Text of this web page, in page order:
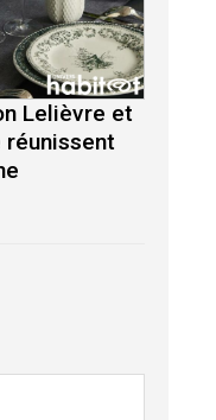
Lelièvre et
réunissent